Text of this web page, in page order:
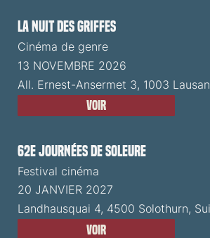
La Nuit des Griffes
Cinéma de genre
13 NOVEMBRE 2026
All. Ernest-Ansermet 3, 1003
Voir
62e Journées de Soleure
Festival cinéma
20 JANVIER 2027
Landhausquai 4, 4500 Solothurn,
Voir